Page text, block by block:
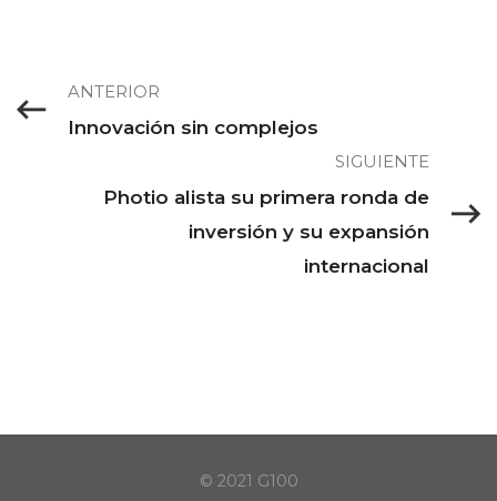
ANTERIOR
Innovación sin complejos
SIGUIENTE
Photio alista su primera ronda de
inversión y su expansión
internacional
© 2021 G100